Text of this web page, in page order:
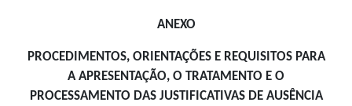
ANEXO
PROCEDIMENTOS, ORIENTAÇÕES E REQUISITOS PARA
A APRESENTAÇÃO, O TRATAMENTO E O
PROCESSAMENTO DAS JUSTIFICATIVAS DE AUSÊNCIA